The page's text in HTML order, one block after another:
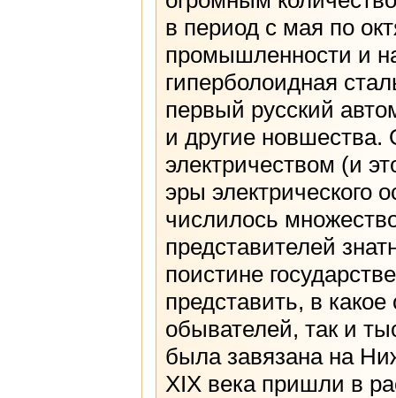
в период с мая по
промышленности и
гиперболоидная
первый русский
и другие
электричеством (и
эры электрического
числилось
представителей
поистине
представить, в
обывателей, так и
была завязана на
XIX века пришли в